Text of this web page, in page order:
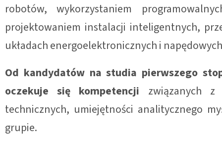
robotów, wykorzystaniem
projektowaniem instalacji inteligentnych,
układach energoelektronicznych i
Od kandydatów na studia pierwszego
oczekuje się kompetencji związanych z
technicznych, umiejętności analitycznego
grupie.